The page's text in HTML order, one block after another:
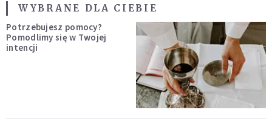
WYBRANE DLA CIEBIE
Potrzebujesz pomocy?
Pomodlimy się w Twojej
intencji